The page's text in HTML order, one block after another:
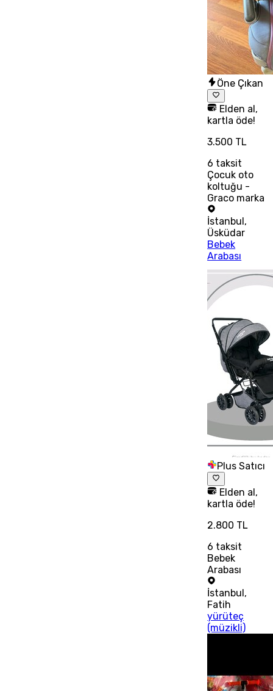
Öne Çıkan
Elden al,
kartla öde!
3.500 TL
6 taksit
Çocuk oto
koltuğu -
Graco marka
İstanbul ,
Üsküdar
Bebek
Arabası
Plus Satıcı
Elden al,
kartla öde!
2.800 TL
6 taksit
Bebek
Arabası
İstanbul,
Fatih
yürüteç
(müzikli)